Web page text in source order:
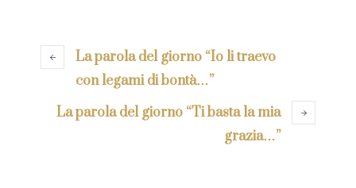
La parola del giorno “Io li traevo
con legami di bontà…”
La parola del giorno “Ti basta la mia
grazia…”